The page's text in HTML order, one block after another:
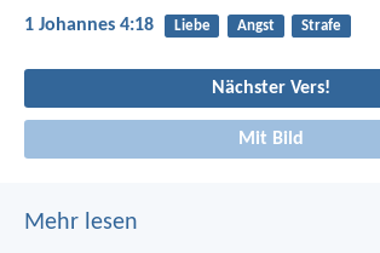
1 Johannes 4:18 Liebe Angst Strafe
Nächster Vers!
Mit Bild
Mehr lesen